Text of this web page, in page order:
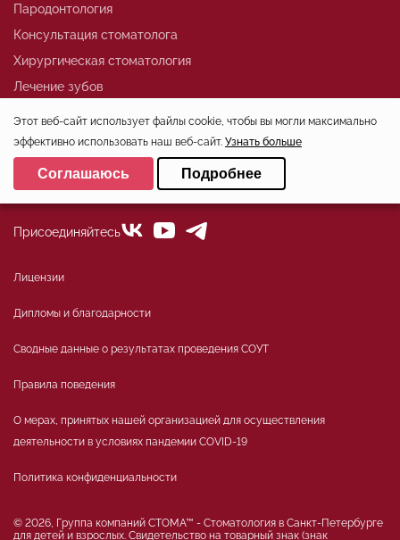
Пародонтология
Консультация стоматолога
Хирургическая стоматология
Лечение зубов
+7 (812)324-01-80
office@stoma-spb.ru
Присоединяйтесь
Лицензии
Дипломы и благодарности
Сводные данные о результатах проведения СОУТ
Правила поведения
О мерах, принятых нашей организацией для осуществления
деятельности в условиях пандемии COVID-19
Политика конфиденциальности
© 2026, Группа компаний СТОМА™ - Стоматология в Санкт-Петербурге
для детей и взрослых. Свидетельство на товарный знак (знак
Этот веб-сайт использует файлы cookie, чтобы вы могли максимально
эффективно использовать наш веб-сайт. Узнать больше
Выберите настройки cookie
Минимальные
Соглашаюсь Подробнее